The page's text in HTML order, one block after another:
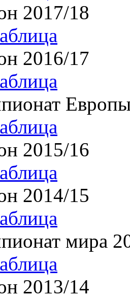
2017/18
2016/17
2015/16
2014/15
мира
2013/14